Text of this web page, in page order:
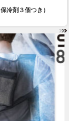
冷剤３個つき）